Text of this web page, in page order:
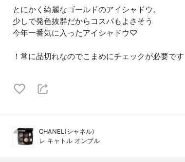
とにかく綺麗なゴールドのアイシャドウ。
少しで発色抜群だからコスパもよさそう
今年一番気に入ったアイシャドウ♡
！常に品切れなのでこまめにチェックが必要です
CHANEL(シャネル)
レ キャトル オンブル